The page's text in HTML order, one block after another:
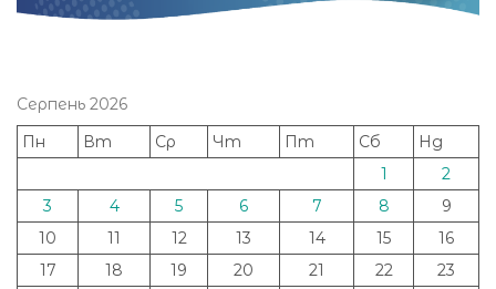
Серпень 2026
Пн
Вт Ср Чт Пт Сб
Нд
1
2
3
4 5 6 7 8
9
10
11 12 13 14 15
16
17
18 19 20 21 22
23